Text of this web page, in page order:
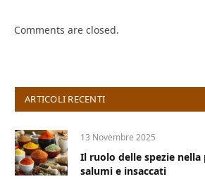
Comments are closed.
ARTICOLI RECENTI
13 Novembre 2025
Il ruolo delle spezie nella
salumi e insaccati